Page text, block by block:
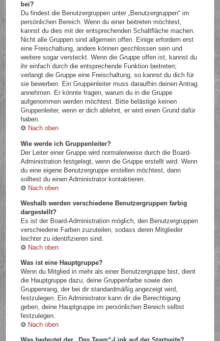
bei?
Du findest die Benutzergruppen unter „Benutzergruppen“ im
persönlichen Bereich. Wenn du einer beitreten möchtest,
kannst du dies mit der entsprechenden Schaltfläche machen.
Nicht alle Gruppen sind allgemein offen. Einige erfordern erst
eine Freischaltung, andere können geschlossen sein und
weitere sogar versteckt. Wenn die Gruppe offen ist, kannst du
ihr einfach durch die entsprechende Funktion beitreten;
verlangt die Gruppe eine Freischaltung, so kannst du dich für
sie bewerben. Ein Gruppenleiter muss daraufhin deinen Antrag
annehmen. Er könnte fragen, warum du in die Gruppe
aufgenommen werden möchtest. Bitte belästige keinen
Gruppenleiter, wenn er dich ablehnt, er wird einen Grund dafür
haben.
Nach oben
Wie werde ich Gruppenleiter?
Der Leiter einer Gruppe wird normalerweise durch die Board-
Administration festgelegt, wenn die Gruppe erstellt wird. Wenn
du eine eigene Benutzergruppe erstellen möchtest, dann
solltest du einen Administrator kontaktieren.
Nach oben
Weshalb werden verschiedene Benutzergruppen farbig
dargestellt?
Es ist der Board-Administration möglich, den Benutzergruppen
verschiedene Farben zuzuteilen, sodass deren Mitglieder
leichter zu identifizieren sind.
Nach oben
Was ist eine Hauptgruppe?
Wenn du Mitglied in mehr als einer Benutzergruppe bist, dient
die Hauptgruppe dazu, deine Gruppenfarbe sowie den
Gruppenrang, der bei dir standardmäßig angezeigt wird,
festzulegen. Ein Administrator kann dir die Berechtigung
geben, deine Hauptgruppe im persönlichen Bereich selbst
festzulegen.
Nach oben